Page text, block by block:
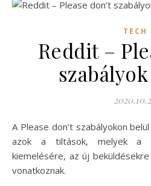
TECH
Reddit –
A Please don’t szabályokon belül külön kiemelésre kerültek
azok a tiltások, melyek a
kiemelésére, az új
vonatkoznak.